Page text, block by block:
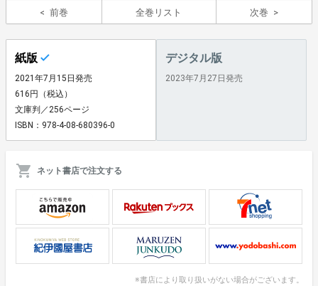
前巻 全巻リスト 次巻
紙版
2021年7月15日発売
616円（税込）
文庫判／256ページ
ISBN：978-4-08-680396-0
デジタル版
2023年7月27日発売
ネット書店で注文する
※書店により取り扱いがない場合がございます。